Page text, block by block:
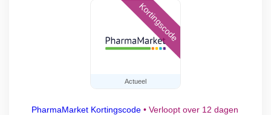
Actueel
Kortingscode
PharmaMarket Kortingscode • Verloopt over 12 dagen